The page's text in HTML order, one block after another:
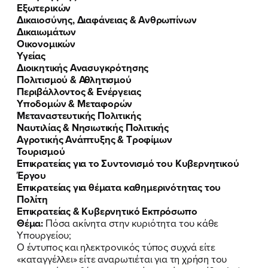
Εξωτερικών
Δικαιοσύνης, Διαφάνειας & Ανθρωπίνων
Δικαιωμάτων
Οικονομικών
Υγείας
Διοικητικής Ανασυγκρότησης
Πολιτισμού & Αθλητισμού
Περιβάλλοντος & Ενέργειας
Υποδομών & Μεταφορών
Μεταναστευτικής Πολιτικής
Ναυτιλίας & Νησιωτικής Πολιτικής
Αγροτικής Ανάπτυξης & Τροφίμων
Τουρισμού
Επικρατείας για το Συντονισμό του Κυβερνητικού
Έργου
Επικρατείας για θέματα καθημερινότητας του
Πολίτη
Επικρατείας & Κυβερνητικό Εκπρόσωπο
Θέμα: Πόσα ακίνητα στην κυριότητα του κάθε
Υπουργείου;
Ο έντυπος και ηλεκτρονικός τύπος συχνά είτε
«καταγγέλλει» είτε αναρωτιέται για τη χρήση του